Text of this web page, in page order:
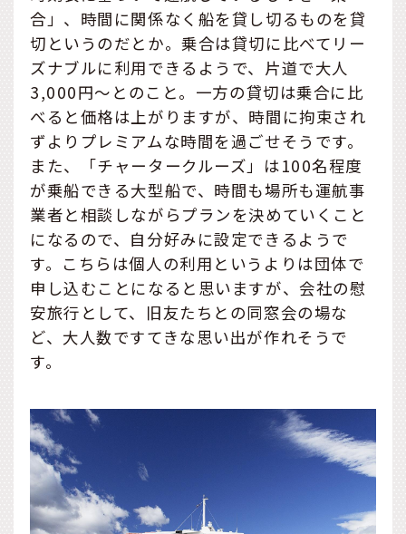
合」、時間に関係なく船を貸し切るものを貸
切というのだとか。乗合は貸切に比べてリー
ズナブルに利用できるようで、片道で大人
3,000円～とのこと。一方の貸切は乗合に比
べると価格は上がりますが、時間に拘束され
ずよりプレミアムな時間を過ごせそうです。
また、「チャータークルーズ」は100名程度
が乗船できる大型船で、時間も場所も運航事
業者と相談しながらプランを決めていくこと
になるので、自分好みに設定できるようで
す。こちらは個人の利用というよりは団体で
申し込むことになると思いますが、会社の慰
安旅行として、旧友たちとの同窓会の場な
ど、大人数ですてきな思い出が作れそうで
す。